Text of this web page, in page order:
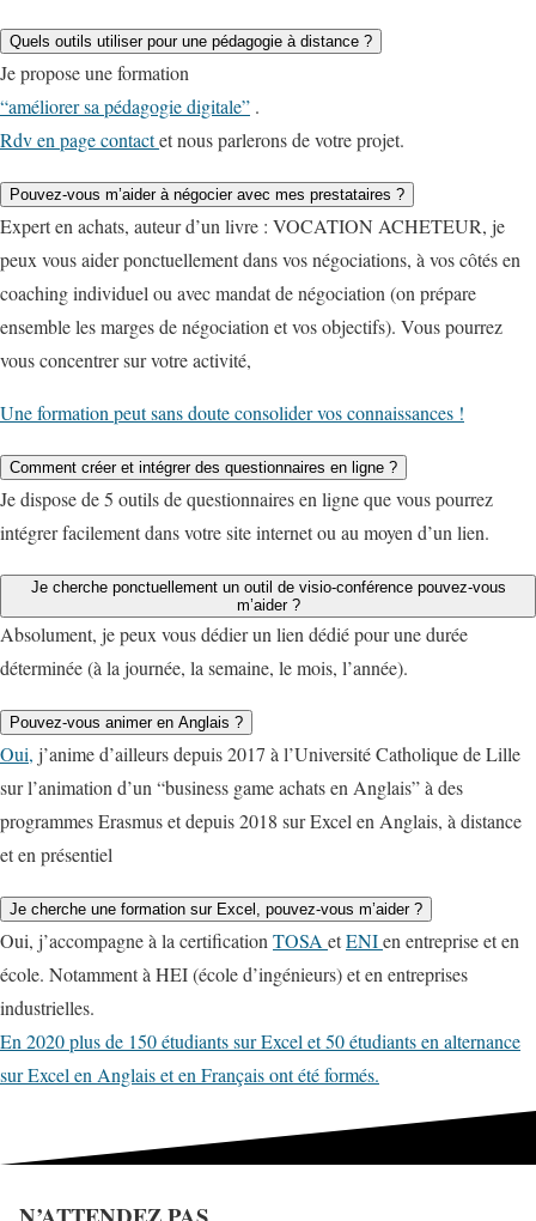
Quels outils utiliser pour une pédagogie à distance ?
Je propose une formation
“améliorer sa pédagogie digitale” .
Rdv en page contactet nous parlerons de votre projet.
Pouvez-vous m’aider à négocier avec mes prestataires ?
Expert en achats, auteur d’un livre : VOCATION ACHETEUR, je
peux vous aider ponctuellement dans vos négociations, à vos côtés en
coaching individuel ou avec mandat de négociation (on prépare
ensemble les marges de négociation et vos objectifs). Vous pourrez
vous concentrer sur votre activité,
Une formation peut sans doute consolider vos connaissances !
Comment créer et intégrer des questionnaires en ligne ?
Je dispose de 5 outils de questionnaires en ligne que vous pourrez
intégrer facilement dans votre site internet ou au moyen d’un lien.
Je cherche ponctuellement un outil de visio-conférence pouvez-vous
m’aider ?
Absolument, je peux vous dédier un lien dédié pour une durée
déterminée (à la journée, la semaine, le mois, l’année).
Pouvez-vous animer en Anglais ?
Oui, j’anime d’ailleurs depuis 2017 à l’Université Catholique de Lille
sur l’animation d’un “business game achats en Anglais” à des
programmes Erasmus et depuis 2018 sur Excel en Anglais, à distance
et en présentiel
Je cherche une formation sur Excel, pouvez-vous m’aider ?
Oui, j’accompagne à la certification TOSA etENIen entreprise et en
école. Notamment à HEI (école d’ingénieurs) et en entreprises
industrielles.
En 2020 plus de 150 étudiants sur Excel et 50 étudiants en alternance
sur Excel en Anglais et en Français ont été formés.